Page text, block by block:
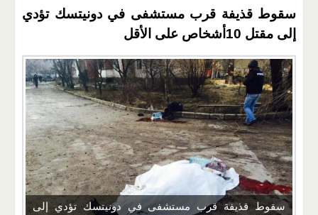
سقوط قذيفة قرب مستشفى في دونيتسك تؤدي
إلى مقتل 10أشخاص على الأقل
سقوط قذيفة قرب مستشفى في دونيتسك تؤدي إلى